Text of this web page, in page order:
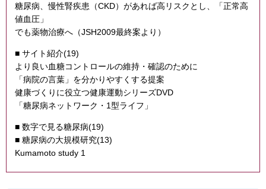
糖尿病、慢性腎疾患（CKD）があれば高リスクとし、「正常高
値血圧」
でも薬物治療へ（JSH2009最終案より）
■ サイト紹介(19)
より良い血糖コントロールの維持・確認のために
「病院の言葉」を分かりやすくする提案
健康づくりに役立つ健康運動シリーズDVD
「糖尿病ネットワーク・1型ライフ」
■ 数字で見る糖尿病(19)
■ 糖尿病の大規模研究(13)
Kumamoto study 1